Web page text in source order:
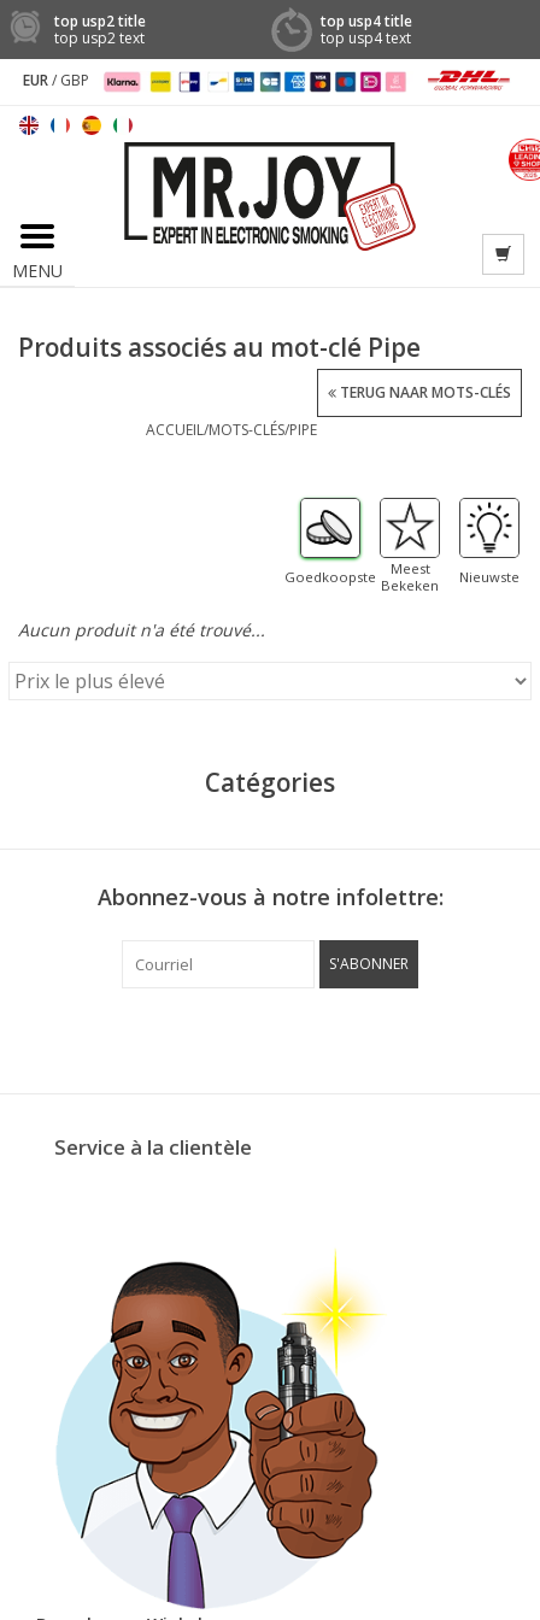
top usp2 title
top usp2 text
top usp4 title
top usp4 text
EUR/ GBP
MENU
Produits associés au mot-clé Pipe
ACCUEIL/MOTS-CLÉS/PIPE
TERUG NAAR MOTS-CLÉS
Goedkoopste
Meest
Bekeken
Nieuwste
Aucun produit n'a été trouvé...
Catégories
Abonnez-vous à notre infolettre:
S'ABONNER
Service à la clientèle